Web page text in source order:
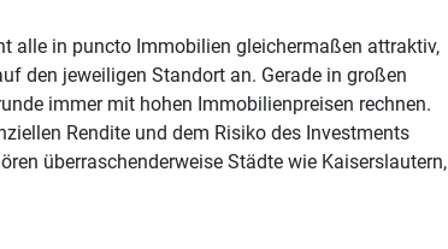
alle in puncto Immobilien gleichermaßen attraktiv,
den jeweiligen Standort an. Gerade in großen
immer mit hohen Immobilienpreisen rechnen.
Rendite und dem Risiko des Investments
überraschenderweise Städte wie Kaiserslautern,